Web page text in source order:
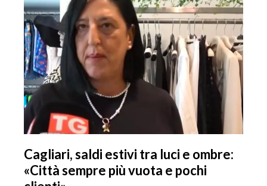
Cagliari, saldi estivi tra luci e ombre:
«Città sempre più vuota e pochi